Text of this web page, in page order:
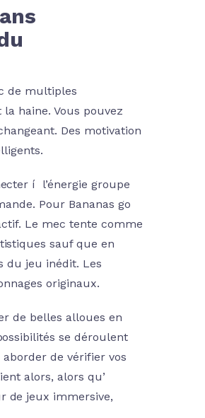
de multiples
haine. Vous pouvez
Des motivation
í l’énergie groupe
Pour Bananas go
Le mec tente comme
sauf que en
du jeu inédit. Les
originaux.
de belles alloues en
se déroulent
de vérifier vos
alors, alors qu’
de jeux immersive,